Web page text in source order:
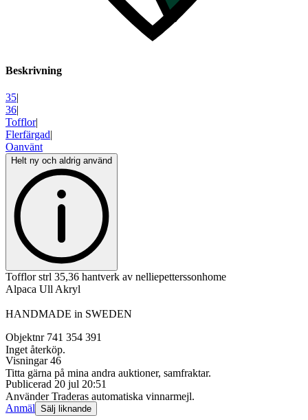
Beskrivning
35|
36|
Tofflor|
Flerfärgad|
Oanvänt
Helt ny och aldrig använd
Tofflor strl 35,36 hantverk av nelliepetterssonhome
Alpaca Ull Akryl
HANDMADE in SWEDEN
Inget återköp.
Titta gärna på mina andra auktioner, samfraktar.
Använder Traderas automatiska vinnarmejl.
Objektnr 741 354 391
Visningar 46
Publicerad 20 jul 20:51
Anmäl Sälj liknande